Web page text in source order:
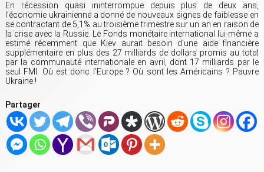
En récession quasi ininterrompue depuis plus de deux ans,
l’économie ukrainienne a donné de nouveaux signes de faiblesse en
se contractant de 5,1% au troisième trimestre sur un an en raison de
la crise avec la Russie. Le Fonds monétaire international lui-même a
estimé récemment que Kiev aurait besoin d’une aide financière
supplémentaire en plus des 27 milliards de dollars promis au total
par la communauté internationale en avril, dont 17 milliards par le
seul FMI. Où est donc l’Europe ? Où sont les Américains ? Pauvre
Ukraine !
Partager